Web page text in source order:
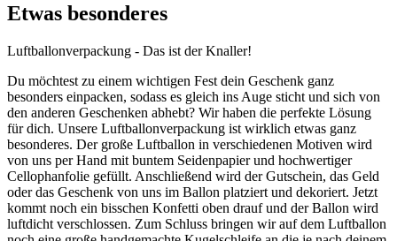
Etwas besonderes
Luftballonverpackung - Das ist der Knaller!
Du möchtest zu einem wichtigen Fest dein Geschenk ganz
besonders einpacken, sodass es gleich ins Auge sticht und sich von
den anderen Geschenken abhebt? Wir haben die perfekte Lösung
für dich. Unsere Luftballonverpackung ist wirklich etwas ganz
besonderes. Der große Luftballon in verschiedenen Motiven wird
von uns per Hand mit buntem Seidenpapier und hochwertiger
Cellophanfolie gefüllt. Anschließend wird der Gutschein, das Geld
oder das Geschenk von uns im Ballon platziert und dekoriert. Jetzt
kommt noch ein bisschen Konfetti oben drauf und der Ballon wird
luftdicht verschlossen. Zum Schluss bringen wir auf dem Luftballon